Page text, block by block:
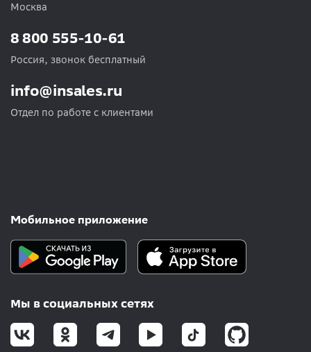
Москва
info@insales.ru
Отдел по работе с клиентами
8 800 555-10-61
Россия, звонок бесплатный
Мобильное приложение
Мы в социальных сетях